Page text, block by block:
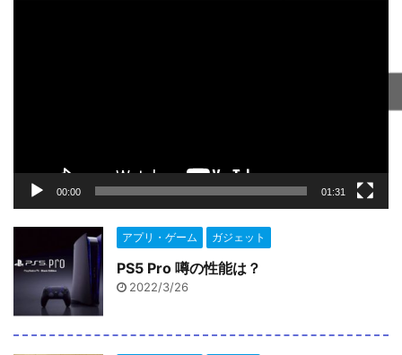
00:00 01:31
アプリ・ゲーム ガジェット
PS5 Pro 噂の性能は？
2022/3/26